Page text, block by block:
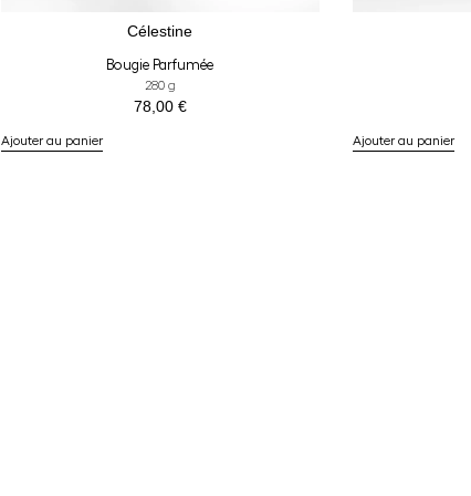
Célestine
Bougie Parfumée
280 g
78,00 €
Ajouter au panier Ajouter au panier